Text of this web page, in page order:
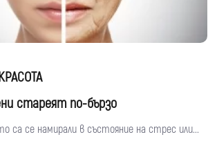
стареят по-бързо
са се намирали в състояние на стрес или...